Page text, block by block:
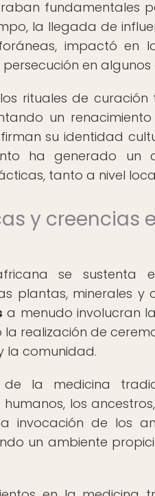
fundamentales
la llegada de
impactó
en algunos
rituales de
un
su identidad
ha generado
tanto a nivel
y creencias
se sustenta
plantas, minerales y
a menudo involucran
realización de
la comunidad.
de la medicina
los
invocación de los
un ambiente